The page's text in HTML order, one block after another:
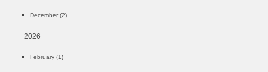
December (2)
2026
February (1)